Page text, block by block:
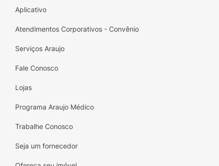
Aplicativo
Atendimentos Corporativos - Convênio
Serviços Araujo
Fale Conosco
Lojas
Programa Araujo Médico
Trabalhe Conosco
Seja um fornecedor